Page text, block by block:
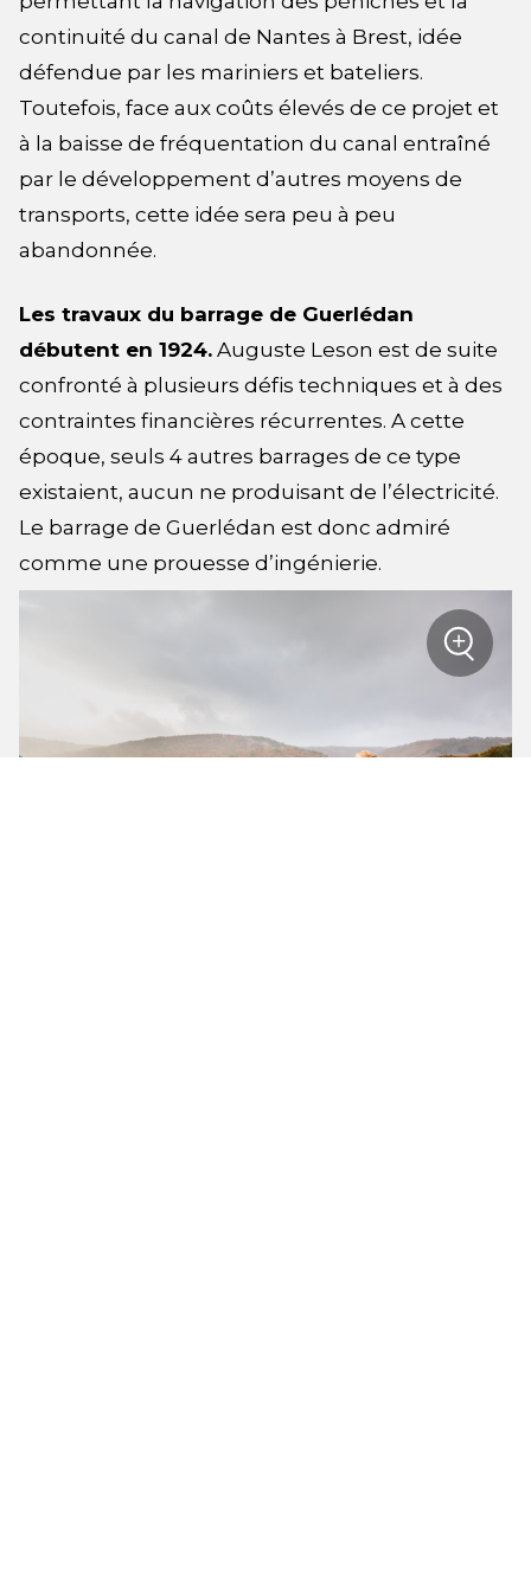
continuité du canal de Nantes à Brest, idée
défendue par les mariniers et bateliers.
Toutefois, face aux coûts élevés de ce projet et
à la baisse de fréquentation du canal entraîné
par le développement d’autres moyens de
transports, cette idée sera peu à peu
abandonnée.
Les travaux du barrage de Guerlédan
débutent en 1924. Auguste Leson est de suite
confronté à plusieurs défis techniques et à des
contraintes financières récurrentes. A cette
époque, seuls 4 autres barrages de ce type
existaient, aucun ne produisant de l’électricité.
Le barrage de Guerlédan est donc admiré
comme une prouesse d’ingénierie.
+sur la